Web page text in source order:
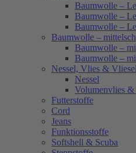
Baumwolle –
Baumwolle –
Baumwolle –
Baumwolle –
Baumwolle –
Baumwolle –
Nessel, Vlies &
Nessel
Volumenvlies
Futterstoffe
Cord
Jeans
Funktionsstoffe
Softshell & Scuba